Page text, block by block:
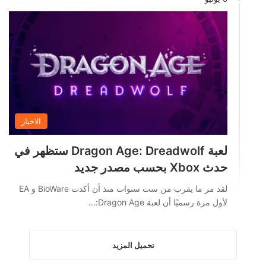
الاخبار
لعبة Dragon Age: Dreadwolf ستظهر في
حدث Xbox بحسب مصدر جديد
لقد مر ما يقرب من ست سنوات منذ أن أكدت BioWare و EA
لأول مرة رسميًا أن لعبة Dragon Age:…
تحميل المزيد